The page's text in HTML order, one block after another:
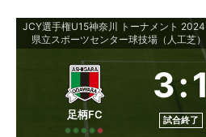
県立スポーツセンター球技場（人工芝）
足柄FC
3:1
試合終了